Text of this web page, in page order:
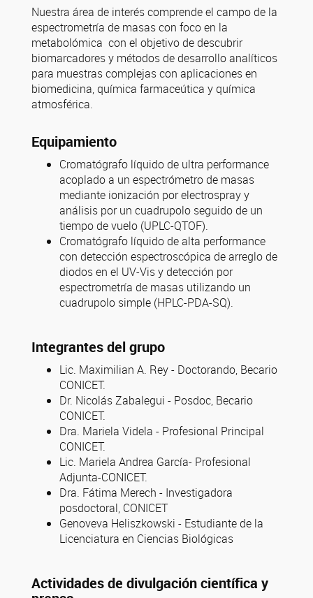
Nuestra área de interés comprende el campo de la
espectrometría de masas con foco en la
metabolómica con el objetivo de descubrir
biomarcadores y métodos de desarrollo analíticos
para muestras complejas con aplicaciones en
biomedicina, química farmaceútica y química
atmosférica.
Equipamiento
Cromatógrafo líquido de ultra performance
acoplado a un espectrómetro de masas
mediante ionización por electrospray y
análisis por un cuadrupolo seguido de un
tiempo de vuelo (UPLC-QTOF).
Cromatógrafo líquido de alta performance
con detección espectroscópica de arreglo de
diodos en el UV-Vis y detección por
espectrometría de masas utilizando un
cuadrupolo simple (HPLC-PDA-SQ).
Integrantes del grupo
Lic. Maximilian A. Rey - Doctorando, Becario
CONICET.
Dr. Nicolás Zabalegui - Posdoc, Becario
CONICET.
Dra. Mariela Videla - Profesional Principal
CONICET.
Lic. Mariela Andrea García- Profesional
Adjunta-CONICET.
Dra. Fátima Merech - Investigadora
posdoctoral, CONICET
Genoveva Heliszkowski - Estudiante de la
Licenciatura en Ciencias Biológicas
Actividades de divulgación científica y